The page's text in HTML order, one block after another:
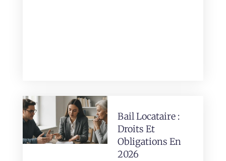
Bail Locataire :
Droits Et
Obligations En
2026